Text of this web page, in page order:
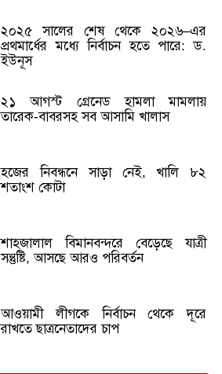
২০২৫ সালের শেষ থেকে ২০২৬–এর
প্রথমার্ধের মধ্যে নির্বাচন হতে পারে: ড.
ইউনূস
২১ আগস্ট গ্রেনেড হামলা মামলায়
তারেক-বাবরসহ সব আসামি খালাস
হজের নিবন্ধনে সাড়া নেই, খালি ৮২
শতাংশ কোটা
শাহজালাল বিমানবন্দরে বেড়েছে যাত্রী
সন্তুষ্টি, আসছে আরও পরিবর্তন
আওয়ামী লীগকে নির্বাচন থেকে দূরে
রাখতে ছাত্রনেতাদের চাপ